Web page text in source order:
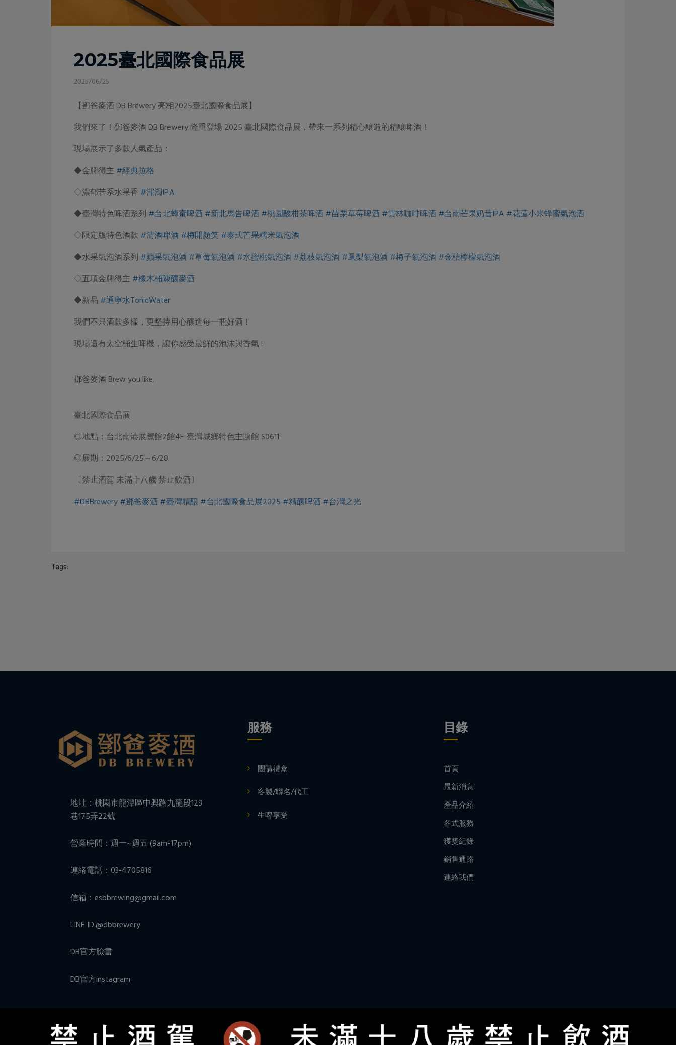
2025臺北國際食品展
2025/06/25
【鄧爸麥酒 DB Brewery 亮相2025臺北國際食品展】
我們來了！鄧爸麥酒 DB Brewery 隆重登場 2025 臺北國際食品展，帶來一系列精心釀造的精釀啤酒！
現場展示了多款人氣產品：
◆金牌得主 #經典拉格
◇濃郁苦系水果香 #渾濁IPA
◆臺灣特色啤酒系列 #台北蜂蜜啤酒#新北馬告啤酒#桃園酸柑茶啤酒#苗栗草莓啤酒#雲林咖啡啤酒#台南芒果奶昔IPA#花蓮小米蜂蜜氣泡酒
◇限定版特色酒款 #清酒啤酒#梅開顏笑 #泰式芒果糯米氣泡酒
◆水果氣泡酒系列 #蘋果氣泡酒#草莓氣泡酒#水蜜桃氣泡酒#荔枝氣泡酒#鳳梨氣泡酒#梅子氣泡酒#金桔檸檬氣泡酒
◇五項金牌得主 #橡木桶陳釀麥酒
◆新品 #通寧水TonicWater
我們不只酒款多樣，更堅持用心釀造每一瓶好酒！
現場還有太空桶生啤機，讓你感受最鮮的泡沫與香氣 !
鄧爸麥酒 Brew you like.
臺北國際食品展
◎地點：台北南港展覽館2館4F-臺灣城鄉特色主題館 S0611
◎展期：2025/6/25～6/28
〔禁止酒駕 未滿十八歲 禁止飲酒〕
#DBBrewery#鄧爸麥酒#臺灣精釀 #台北國際食品展2025 #精釀啤酒#台灣之光
Tags:
地址：桃園市龍潭區中興路九龍段129
巷175弄22號
營業時間：週一~週五 (9am-17pm)
連絡電話：03-4705816
信箱：esbbrewing@gmail.com
LINE ID:@dbbrewery
DB官方臉書
DB官方instagram
服務
團購禮盒
客製/聯名/代工
生啤享受
目錄
首頁
最新消息
產品介紹
各式服務
獲獎紀錄
銷售通路
連絡我們